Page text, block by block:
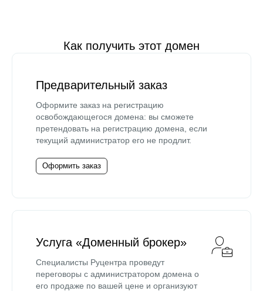
Как получить этот домен
Предварительный заказ
Оформите заказ на регистрацию
освобождающегося домена: вы сможете
претендовать на регистрацию домена, если
текущий администратор его не продлит.
Оформить заказ
Услуга «Доменный брокер»
Специалисты Руцентра проведут
переговоры с администратором домена о
его продаже по вашей цене и организуют